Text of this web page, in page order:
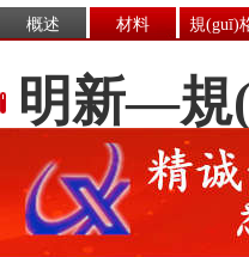
概述 材料 規(guī)
明新—規